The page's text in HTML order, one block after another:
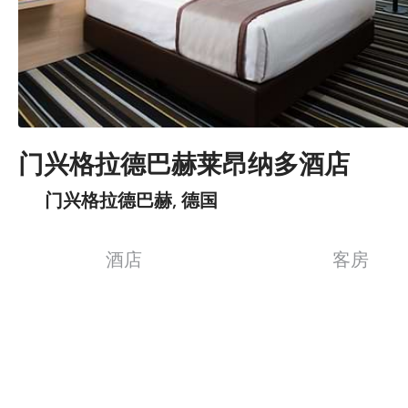
门兴格拉德巴赫莱昂纳多酒店
门兴格拉德巴赫, 德国
酒店 客房